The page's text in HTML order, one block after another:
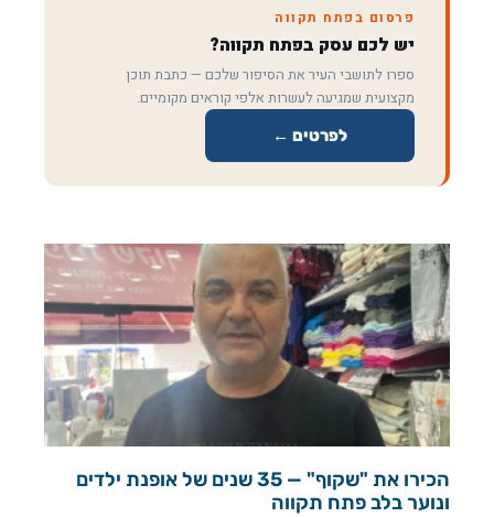
פרסום בפתח תקווה
יש לכם עסק בפתח תקווה?
ספרו לתושבי העיר את הסיפור שלכם — כתבת תוכן
מקצועית שמגיעה לעשרות אלפי קוראים מקומיים.
לפרטים ←
הכירו את "שקוף" — 35 שנים של אופנת ילדים
ונוער בלב פתח תקווה